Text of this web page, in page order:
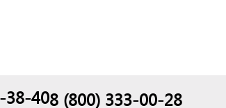
38-408 (800) 333-00-28